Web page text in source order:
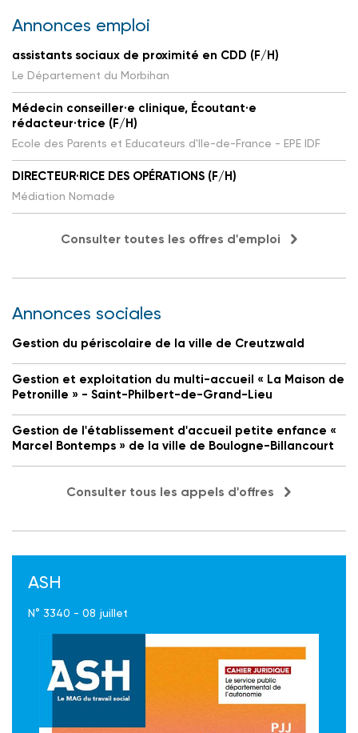
Annonces emploi
assistants sociaux de proximité en CDD (F/H)
Le Département du Morbihan
Médecin conseiller·e clinique, Écoutant·e
rédacteur·trice (F/H)
Ecole des Parents et Educateurs d'Ile-de-France - EPE IDF
DIRECTEUR·RICE DES OPÉRATIONS (F/H)
Médiation Nomade
Consulter toutes les offres d'emploi
Annonces sociales
Gestion du périscolaire de la ville de Creutzwald
Gestion et exploitation du multi-accueil « La Maison de
Petronille » - Saint-Philbert-de-Grand-Lieu
Gestion de l'établissement d'accueil petite enfance «
Marcel Bontemps » de la ville de Boulogne-Billancourt
Consulter tous les appels d'offres
ASH
N° 3340 - 08 juillet